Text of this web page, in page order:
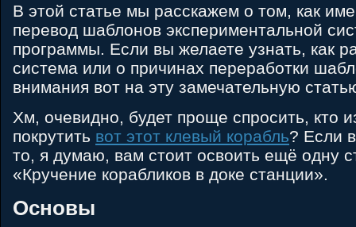
В этой статье мы расскажем о том, как
перевод шаблонов экспериментальной
программы. Если вы желаете узнать, как
система или о причинах переработки
внимания вот на эту замечательную
Хм, очевидно, будет проще спросить, кто
покрутить вот этот клевый корабль? Если
то, я думаю, вам стоит освоить ещё одну
«Кручение корабликов в доке станции».
Основы